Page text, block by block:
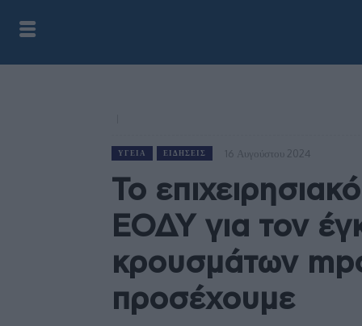
ΥΓΕΊΑ ΕΙΔΉΣΕΙΣ 16 Αυγούστου 2024
Το
ΕΟΔΥ για τον
κρουσμάτων
προσέχουμε